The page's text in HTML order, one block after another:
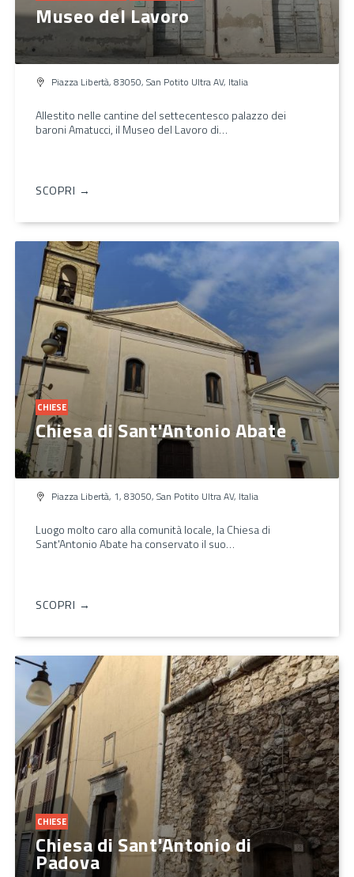
Museo del Lavoro
Piazza Libertà, 83050, San Potito Ultra AV, Italia
Allestito nelle cantine del settecentesco palazzo dei
baroni Amatucci, il Museo del Lavoro di…
SCOPRI →
CHIESE
Chiesa di Sant'Antonio Abate
Piazza Libertà, 1, 83050, San Potito Ultra AV, Italia
Luogo molto caro alla comunità locale, la Chiesa di
Sant'Antonio Abate ha conservato il suo…
SCOPRI →
CHIESE
Chiesa di Sant'Antonio di
Padova